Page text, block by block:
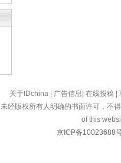
关于IDchina 广告信息 在线投稿
未经版权所有人明确的书面许可，不
of this
京ICP备10023688